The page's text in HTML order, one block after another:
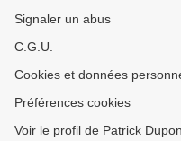
Signaler un abus
C.G.U.
Cookies et données
Préférences cookies
Voir le profil de Patrick